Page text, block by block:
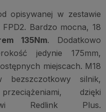
opisywanej w zestawie
Bardzo mocna, 18
135Nm. Dodatkowo
jedynie 175mm,
miejscach. M18
silnik,
dzięki
Redlink Plus.